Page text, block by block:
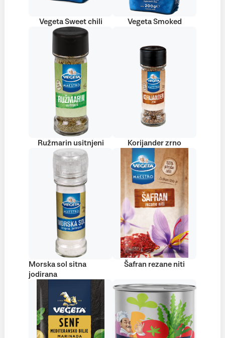
Vegeta Sweet chili Vegeta Smoked
Ružmarin usitnjeni Korijander zrno
Morska sol sitna
jodirana
Šafran rezane niti